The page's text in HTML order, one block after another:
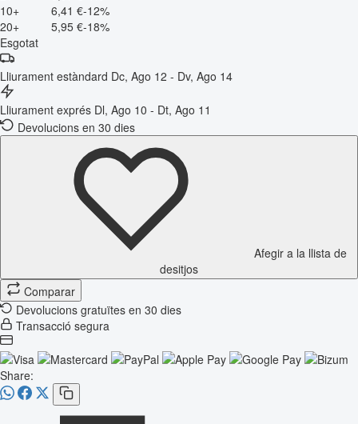
10+
6,41 €-12%
20+
5,95 €-18%
Esgotat
Lliurament estàndard Dc, Ago 12 - Dv, Ago 14
Lliurament exprés Dl, Ago 10 - Dt, Ago 11
Devolucions en 30 dies
Afegir a la llista de
desitjos
Comparar
Devolucions gratuïtes en 30 dies
Transacció segura
Share: